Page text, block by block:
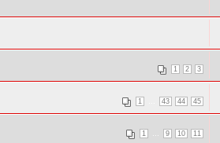
1 2 3
1 43 44 45
1 9 10 11